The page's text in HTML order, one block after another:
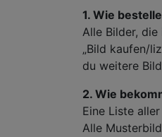
1. Wie
Alle Bilder,
„Bild kaufen/
du weitere
2. Wie
Eine Liste
Alle